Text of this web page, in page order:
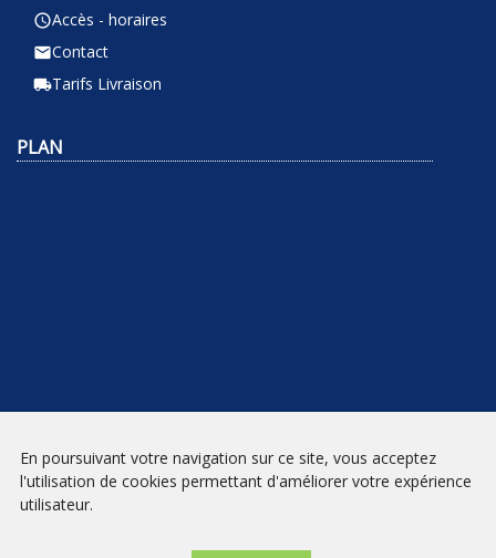
query_builderAccès - horaires
emailContact
local_shippingTarifs Livraison
PLAN
NEWSLETTER
En poursuivant votre navigation sur ce site, vous acceptez
l'utilisation de cookies permettant d'améliorer votre expérience
utilisateur.